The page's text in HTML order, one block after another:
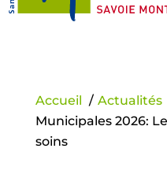
Accueil
Actualités
Municipales 2026:
soins